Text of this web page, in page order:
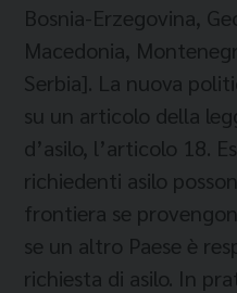
Bosnia-Erzegovina,
Macedonia,
Serbia]. La nuova
su un articolo della
d’asilo, l’articolo 18.
richiedenti asilo
frontiera se
se un altro Paese è
richiesta di asilo. In